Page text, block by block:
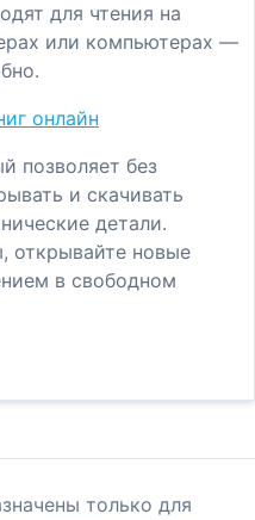
для чтения на
или компьютерах —
онлайн
позволяет без
и скачивать
детали.
открывайте новые
в свободном
только для